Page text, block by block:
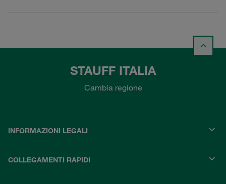
STAUFF ITALIA
Cambia regione
INFORMAZIONI LEGALI
COLLEGAMENTI RAPIDI